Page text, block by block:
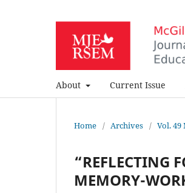
About Current Issue
Home / Archives / Vol. 49
“REFLECTING
MEMORY-